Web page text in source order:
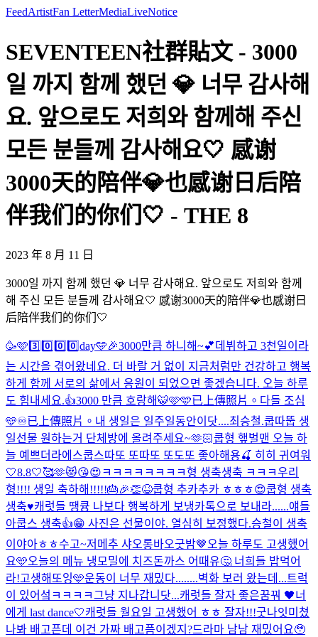
FeedArtistFan LetterMediaLiveNotice
SEVENTEEN社群貼文 - 3000
일 까지 함께 했던 💎 너무 감사해
요. 앞으로도 저희와 함께해 주신
모든 분들께 감사해요🤍 感谢
3000天的陪伴💎也感谢日后陪
伴我们的你们🤍 - THE 8
2023 年 8 月 11 日
3000일 까지 함께 했던 💎 너무 감사해요. 앞으로도 저희와 함께
해 주신 모든 분들께 감사해요🤍 感谢3000天的陪伴💎也感谢日
后陪伴我们的你们🤍
🥳🩷3️⃣0️⃣0️⃣0️⃣day🩵🎉3000만큼 하니해~💕데뷔하고 3천일이라
는 시간을 겪어왔네요. 더 바랄 거 없이 지금처럼만 건강하고 행복
하게 함께 서로의 삶에서 응원이 되었으면 좋겠습니다. 오늘 하루
도 힘내세요.👍3000 만큼 호랑해🐯🩷🩵已上傳照片。 다들 조심
🩵♾️已上傳照片。 내 생일은 일주일동안이닷....최승철.쿱따뚭 생
일선물 원하는거 단체방에 올려주세요~🫶🏻쿱형 햎벌맨 오늘 하
늘 예쁘더라에스쿱스따또 또따또 또도또 좋아해용🍒 히히 귀여워
🤍8.8🤍🥰🫶😻😘😍ㅋㅋㅋㅋㅋㅋㅋㅋ형 생축생축 ㅋㅋㅋ우리
형!!!! 생일 축하해!!!!!🎂🎉👏😆쿱형 추카추카 ㅎㅎㅎ😍쿱형 생축
생축♥️캐럿들 땡큥 나보다 행복하게 보냉카톡으로 보내라......얘들
아쿱스 생축👍😁 사진은 선물이야. 열심히 보정했다.승철이 생축
이야아ㅎㅎ수고~저메추 샤오롱바오굿밤🤎 오늘 하루도 고생했어
요🩵오늘의 메뉴 냉모밀에 치즈돈까스 어때유🤔 너희들 밥먹어
라!고생해또잉🩵운동이 너무 재밌다........벽화 보러 왔는데...트럭
이 있어섴ㅋㅋㅋㅋ그냥 지나갑니닷...캐럿들 잘자 좋은꿈꿔 🖤너
에게 last dance🤍캐럿들 월요일 고생했어 ㅎㅎ 잘자!!!굿나잇미쳤
나봐 배고픈데 이건 가짜 배고픔이겠지?드라마 남남 재밌어요🥹